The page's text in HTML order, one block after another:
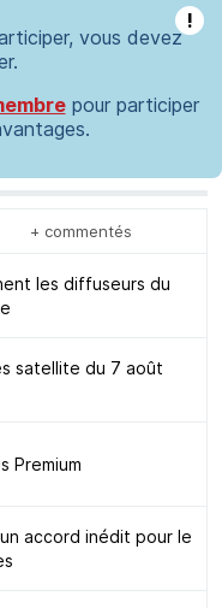
!
vous devez
pour participer
+ commentés
les diffuseurs du
satellite du 7 août
Premium
accord inédit pour le